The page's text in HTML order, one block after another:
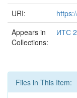
URI:
Appears in
Collections:
ИТС
Files in This Item: